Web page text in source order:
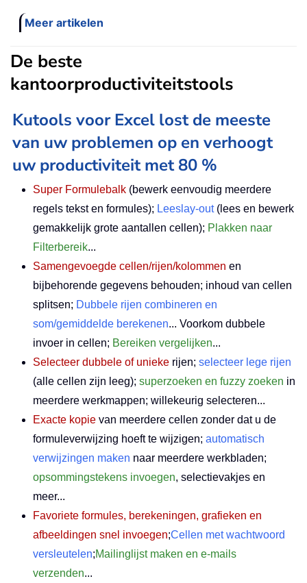
Meer artikelen
De beste
kantoorproductiviteitstools
Kutools voor Excel lost de meeste
van uw problemen op en verhoogt
uw productiviteit met 80 %
Super Formulebalk (bewerk eenvoudig meerdere
regels tekst en formules); Leeslay-out(lees en bewerk
gemakkelijk grote aantallen cellen); Plakken naar
Filterbereik...
Samengevoegde cellen/rijen/kolommen en
bijbehorende gegevens behouden; inhoud van cellen
splitsen; Dubbele rijen combineren en
som/gemiddelde berekenen... Voorkom dubbele
invoer in cellen; Bereiken vergelijken...
Selecteer dubbele of unieke rijen; selecteer lege rijen
(alle cellen zijn leeg); superzoeken en fuzzy zoeken in
meerdere werkmappen; willekeurig selecteren...
Exacte kopie van meerdere cellen zonder dat u de
formuleverwijzing hoeft te wijzigen; automatisch
verwijzingen maken naar meerdere werkbladen;
opsommingstekens invoegen, selectievakjes en
meer...
Favoriete formules, berekeningen, grafieken en
afbeeldingen snel invoegen;Cellen met wachtwoord
versleutelen;Mailinglijst maken en e-mails
verzenden...